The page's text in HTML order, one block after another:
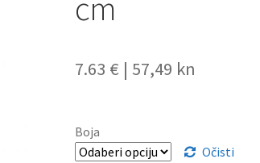
7.63 € | 57,49 kn
Boja
Očisti